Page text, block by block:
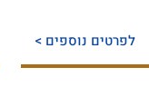
לפרטים נוספים >